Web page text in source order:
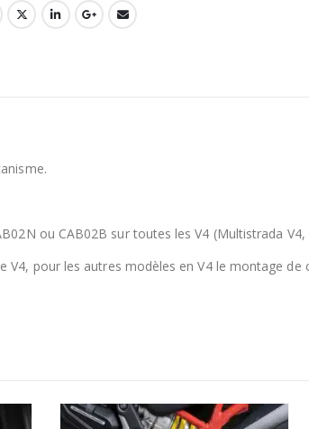
ou CAB02B sur toutes les V4 (Multistrada V4,
pour les autres modèles en V4 le montage de